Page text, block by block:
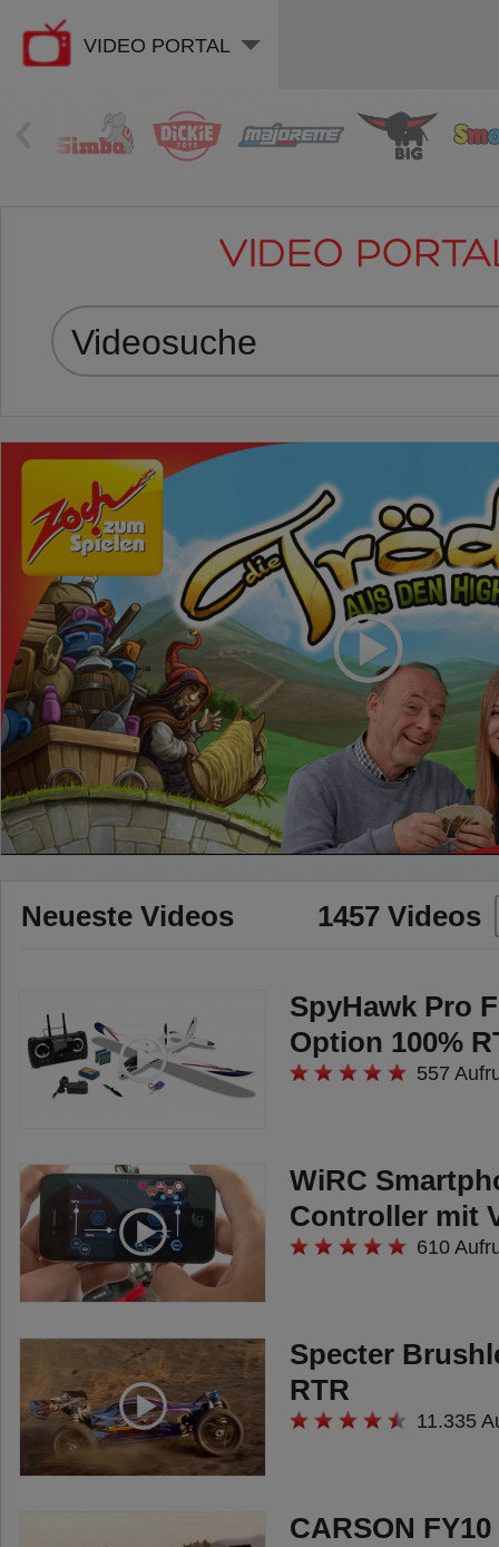
VIDEO PORTAL
VIDEO
Neueste Videos 1457 Videos
SpyHawk Pro
Option 100%
557
WiRC
Controller mit
610
Specter
RTR
11.335
CARSON